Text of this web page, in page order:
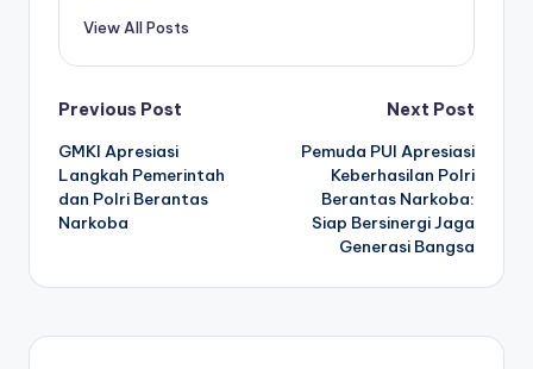
View All Posts
Post
navigation
Previous Post
GMKI Apresiasi
Langkah Pemerintah
dan Polri Berantas
Narkoba
Next Post
Pemuda PUI Apresiasi
Keberhasilan Polri
Berantas Narkoba:
Siap Bersinergi Jaga
Generasi Bangsa